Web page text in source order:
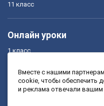
11 класс
Онлайн уроки
1 класс
3 класс
Вместе с нашими
cookie, чтобы обеспечить
и реклама отвечали вашим